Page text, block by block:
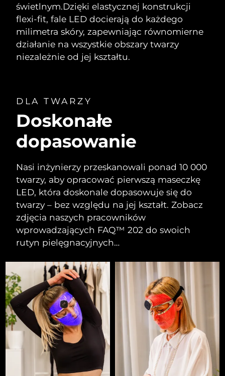
świetlnym.Dzięki elastycznej konstrukcji
flexi-fit, fale LED docierają do każdego
milimetra skóry, zapewniając równomierne
działanie na wszystkie obszary twarzy
niezależnie od jej kształtu.
DLA TWARZY
Doskonałe
dopasowanie
Nasi inżynierzy przeskanowali ponad 10 000
twarzy, aby opracować pierwszą maseczkę
LED, która doskonale dopasowuje się do
twarzy – bez względu na jej kształt. Zobacz
zdjęcia naszych pracowników
wprowadzających FAQ™ 202 do swoich
rutyn pielęgnacyjnych…